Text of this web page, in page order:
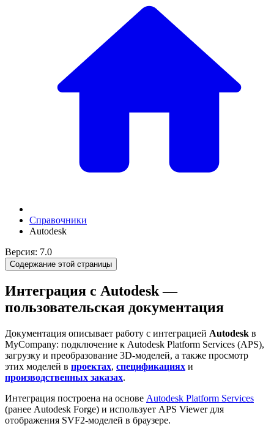
Справочники
Autodesk
Версия: 7.0
Содержание этой страницы
Интеграция с Autodesk —
пользовательская документация
Документация описывает работу с интеграцией Autodesk в
MyCompany: подключение к Autodesk Platform Services (APS),
загрузку и преобразование 3D-моделей, а также просмотр
этих моделей в проектах, спецификациях и
производственных заказах.
Интеграция построена на основе Autodesk Platform Services
(ранее Autodesk Forge) и использует APS Viewer для
отображения SVF2-моделей в браузере.